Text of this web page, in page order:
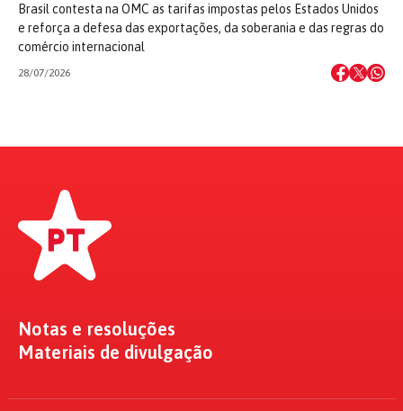
Brasil contesta na OMC as tarifas impostas pelos Estados Unidos
e reforça a defesa das exportações, da soberania e das regras do
comércio internacional
28/07/2026
Notas e resoluções
Materiais de divulgação